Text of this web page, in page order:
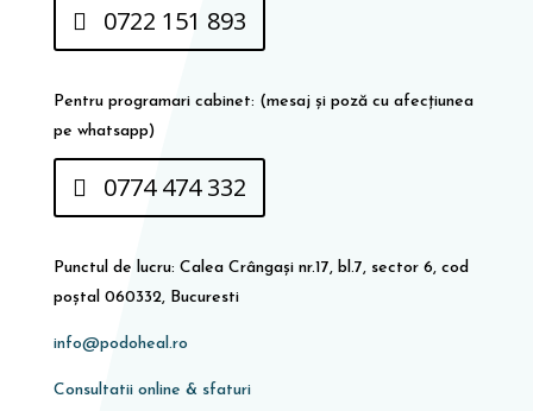
0722 151 893
Pentru programari cabinet: (mesaj și poză cu afecțiunea
pe whatsapp)
0774 474 332
Punctul de lucru: Calea Crângași nr.17, bl.7, sector 6, cod
poștal 060332, Bucuresti
info@podoheal.ro
Consultatii online & sfaturi